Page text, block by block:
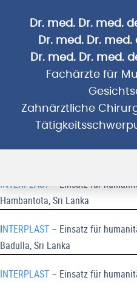
Dr. med. Dr. med.
Dr. med. Dr.
Dr. med. Dr. med.
Fachärzte für
Zahnärztliche
INTERPLAST
– Einsatz für
Hambantota, Sri Lanka
INTERPLAST – Einsatz für
Badulla, Sri Lanka
INTERPLAST – Einsatz für